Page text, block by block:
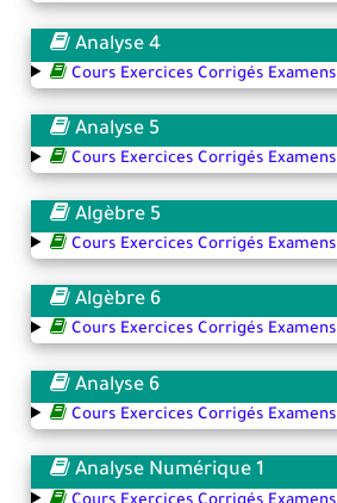
Analyse 4
Cours Exercices Corrigés Examens
Analyse 5
Cours Exercices Corrigés Examens
Algèbre 5
Cours Exercices Corrigés Examens
Algèbre 6
Cours Exercices Corrigés Examens
Analyse 6
Cours Exercices Corrigés Examens
Analyse Numérique 1